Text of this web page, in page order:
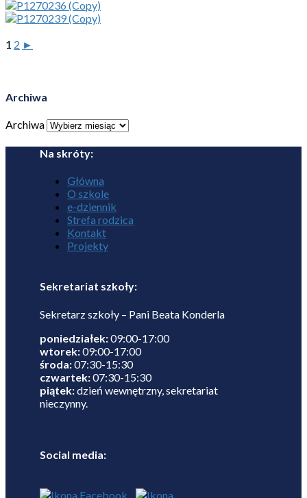
1 2 ►
Archiwa
Archiwa
Na skróty:
Główna
O szkole
e-dziennik
Strefa rodzica
Kontakt
Projekty
Sekretariat szkoły:
Sekretarz szkoły – Pani Beata Konderla
poniedziałek:09:00-17:00
wtorek:09:00-17:00
środa:07:30-15:30
czwartek:07:30-15:30
piątek:dzień wewnętrzny, sekretariat
nieczynny.
Social media: